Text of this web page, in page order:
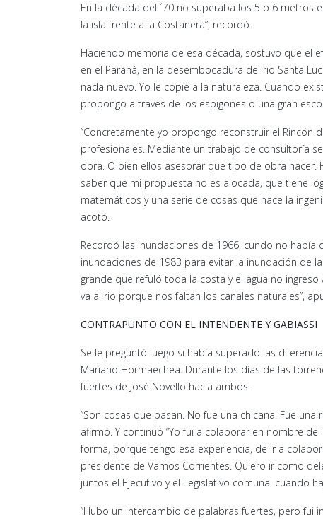
En la década del ´70 no superaba los 5 o 6 metros
la isla frente a la Costanera”, recordó.
Haciendo memoria de esa década, sostuvo que el
en el Paraná, en la desembocadura del rio Santa
nada nuevo. Yo le copié a la naturaleza. Cuando
propongo a través de los espigones o una gran
“Concretamente yo propongo reconstruir el Rincón
profesionales. Mediante un trabajo de consultoría
obra. O bien ellos asesorar que tipo de obra
saber que mi propuesta no es alocada, que tiene
matemáticos y una serie de cosas que hace la
acotó.
Recordó las inundaciones de 1966, cundo no había
inundaciones de 1983 para evitar la inundación de
grande que refuló toda la costa y el agua no
va al rio porque nos faltan los canales naturales”,
CONTRAPUNTO CON EL INTENDENTE Y GABIASSI
Se le preguntó luego si había superado las
Mariano Hormaechea. Durante los días de las
fuertes de José Novello hacia ambos.
“Son cosas que pasan. No fue una chicana. Fue
afirmó. Y continuó “Yo fui a colaborar en nombre
forma, porque tengo esa experiencia, de ir a
presidente de Vamos Corrientes. Quiero ir como
juntos el Ejecutivo y el Legislativo comunal cuando
“Hubo un intercambio de palabras fuertes, pero fui